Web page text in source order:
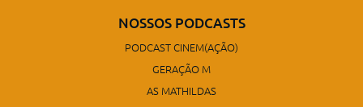
NOSSOS PODCASTS
PODCAST CINEM(AÇÃO)
GERAÇÃO M
AS MATHILDAS